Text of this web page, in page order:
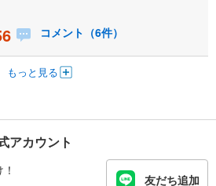
コメント（6件）
もっと見る
アカウント
友だち追加